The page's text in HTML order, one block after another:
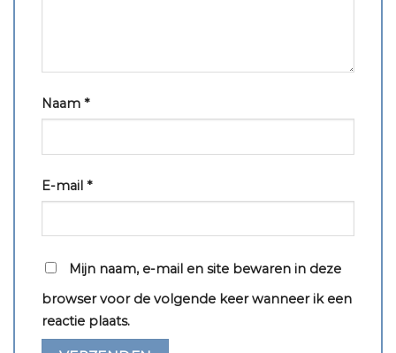
Naam *
E-mail *
Mijn naam, e-mail en site bewaren in deze
browser voor de volgende keer wanneer ik een
reactie plaats.